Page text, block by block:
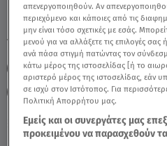
Πέμπτη 6 Αυγούστου 2026
TAGS: ΔΙΔΥΜΟΙ ΖΩΔΙΑ
ΖΩΔΙΑ ΑΣΗ ΜΠΗΛΙΟΥ ΑΣΗ
ΑΣΤΡΟΛΟΓΙΚΕΣ ΠΡΟΒΛΕΨΕΙΣ
απενεργοποιηθούν. Αν
περιεχόμενο και κάποιες από τις
μην είναι τόσο σχετικές με εσάς.
μενού για να αλλάξετε τις επιλογές
ανά πάσα στιγμή πατώντας τον
κάτω μέρος της ιστοσελίδας [ή το
αριστερό μέρος της ιστοσελίδας, εάν
σε ισχύ στον Ιστότοπος. Για
Πολιτική Απορρήτου μας.
Εμείς και οι συνεργάτες μας
προκειμένου να παρασχεθούν